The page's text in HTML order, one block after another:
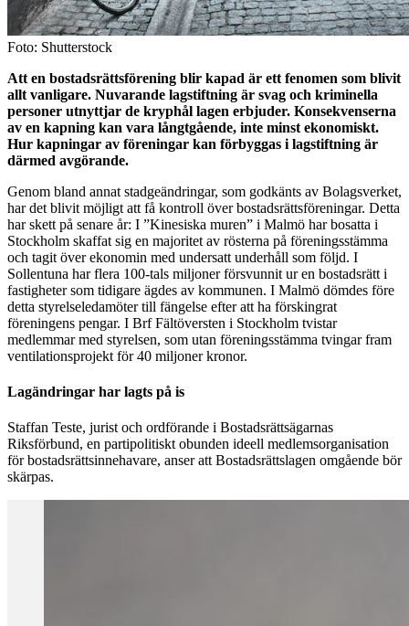
Foto: Shutterstock
Att en bostadsrättsförening blir kapad är ett fenomen som blivit
allt vanligare. Nuvarande lagstiftning är svag och kriminella
personer utnyttjar de kryphål lagen erbjuder. Konsekvenserna
av en kapning kan vara långtgående, inte minst ekonomiskt.
Hur kapningar av föreningar kan förbyggas i lagstiftning är
därmed avgörande.
Genom bland annat stadgeändringar, som godkänts av Bolagsverket,
har det blivit möjligt att få kontroll över bostadsrättsföreningar. Detta
har skett på senare år: I ”Kinesiska muren” i Malmö har bosatta i
Stockholm skaffat sig en majoritet av rösterna på föreningsstämma
och tagit över ekonomin med undersatt underhåll som följd. I
Sollentuna har flera 100-tals miljoner försvunnit ur en bostadsrätt i
fastigheter som tidigare ägdes av kommunen. I Malmö dömdes före
detta styrelseledamöter till fängelse efter att ha förskingrat
föreningens pengar. I Brf Fältöversten i Stockholm tvistar
medlemmar med styrelsen, som utan föreningsstämma tvingar fram
ventilationsprojekt för 40 miljoner kronor.
Lagändringar har lagts på is
Staffan Teste, jurist och ordförande i Bostadsrättsägarnas
Riksförbund, en partipolitiskt obunden ideell medlemsorganisation
för bostadsrättsinnehavare, anser att Bostadsrättslagen omgående bör
skärpas.